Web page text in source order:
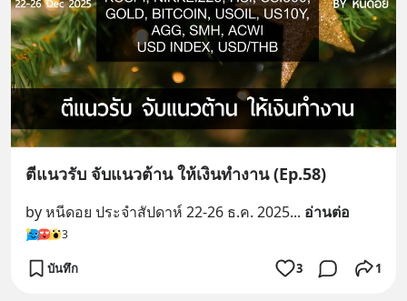
ตีแนวรับ จับแนวต้าน ให้เงินทำงาน (Ep.58)
by หนีดอย ประจำสัปดาห์ 22-26 ธ.ค. 2025... อ่านต่อ
3
บันทึก 3 1